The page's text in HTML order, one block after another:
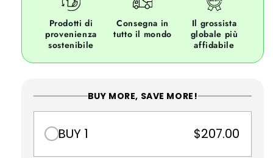
Prodotti di
provenienza
sostenibile
Consegna in
tutto il mondo
Il grossista
globale più
affidabile
BUY MORE, SAVE MORE!
BUY 1 $207.00